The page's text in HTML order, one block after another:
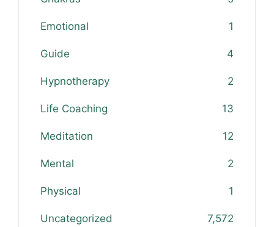
Emotional 1
Guide 4
Hypnotherapy 2
Life Coaching 13
Meditation 12
Mental 2
Physical 1
Uncategorized 7,572